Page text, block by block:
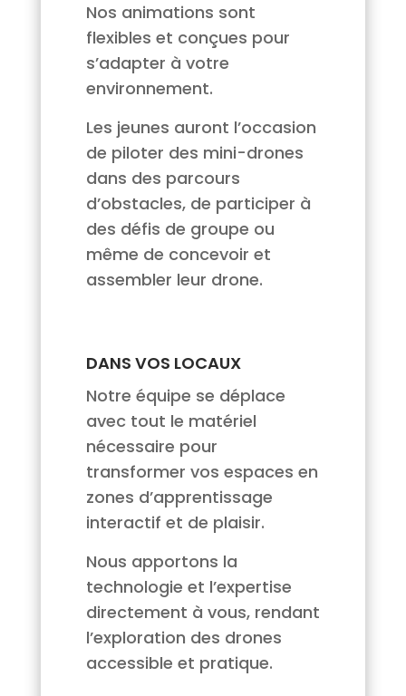
Nos animations sont
flexibles et conçues pour
s’adapter à votre
environnement.
Les jeunes auront l’occasion
de piloter des mini-drones
dans des parcours
d’obstacles, de participer à
des défis de groupe ou
même de concevoir et
assembler leur drone.
DANS VOS LOCAUX
Notre équipe se déplace
avec tout le matériel
nécessaire pour
transformer vos espaces en
zones d’apprentissage
interactif et de plaisir.
Nous apportons la
technologie et l’expertise
directement à vous, rendant
l’exploration des drones
accessible et pratique.